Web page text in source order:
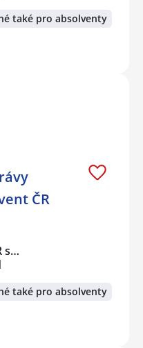
také pro absolventy
ČR
s…
také pro absolventy